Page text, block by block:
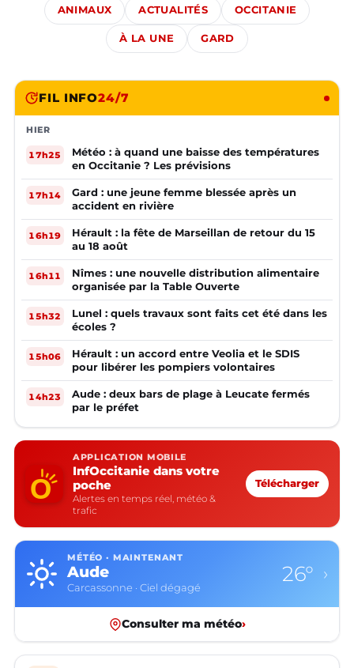
ANIMAUX ACTUALITÉS OCCITANIE
À LA UNE GARD
FIL INFO24/7
HIER
17h25
Météo : à quand une baisse des températures
en Occitanie ? Les prévisions
17h14
Gard : une jeune femme blessée après un
accident en rivière
16h19
Hérault : la fête de Marseillan de retour du 15
au 18 août
16h11
Nîmes : une nouvelle distribution alimentaire
organisée par la Table Ouverte
15h32
Lunel : quels travaux sont faits cet été dans les
écoles ?
15h06
Hérault : un accord entre Veolia et le SDIS
pour libérer les pompiers volontaires
14h23
Aude : deux bars de plage à Leucate fermés
par le préfet
APPLICATION MOBILE
InfOccitanie dans votre
poche
Alertes en temps réel, météo &
trafic
Télécharger
MÉTÉO · MAINTENANT
Aude
Carcassonne · Ciel dégagé
26° ›
Consulter ma météo›